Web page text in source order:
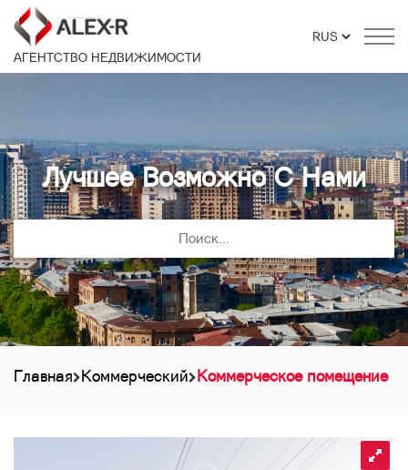
АГЕНТСТВО НЕДВИЖИМОСТИ
Лучшее Возможно С Нами
Главная Коммерческий Коммерческое помещение